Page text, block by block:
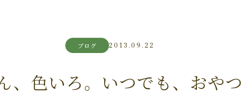
ブログ 2013.09.22
、色いろ。いつでも、おやつ